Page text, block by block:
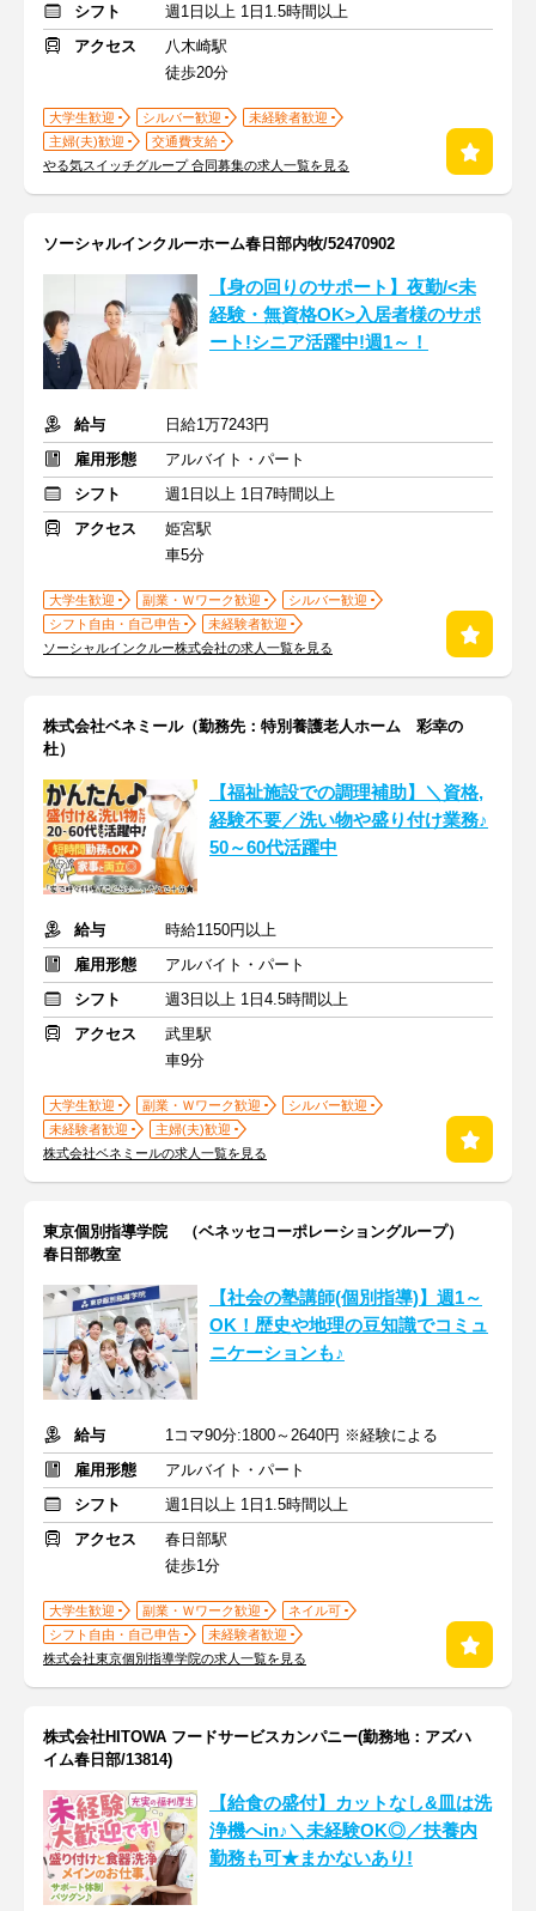
シフト
週1日以上 1日1.5時間以上
アクセス
八木崎駅
徒歩20分
大学生歓迎 シルバー歓迎
未経験者歓迎
主婦(夫)歓迎
交通費支給
やる気スイッチグループ 合同募集の求人一覧を見る
ソーシャルインクルーホーム春日部内牧/52470902
【身の回りのサポート】夜勤/<未
経験・無資格OK>入居者様のサポ
ート!シニア活躍中!週1～！
給与
日給1万7243円
雇用形態
アルバイト・パート
シフト
週1日以上 1日7時間以上
アクセス
姫宮駅
車5分
大学生歓迎 副業・Ｗワーク歓迎
シルバー歓迎
シフト自由・自己申告
未経験者歓迎
ソーシャルインクルー株式会社の求人一覧を見る
株式会社ベネミール（勤務先：特別養護老人ホーム 彩幸の
杜）
【福祉施設での調理補助】＼資格,
経験不要／洗い物や盛り付け業務♪
50～60代活躍中
給与
時給1150円以上
雇用形態
アルバイト・パート
シフト
週3日以上 1日4.5時間以上
アクセス
武里駅
車9分
大学生歓迎 副業・Ｗワーク歓迎
シルバー歓迎
未経験者歓迎
主婦(夫)歓迎
株式会社ベネミールの求人一覧を見る
東京個別指導学院 （ベネッセコーポレーショングループ）
春日部教室
【社会の塾講師(個別指導)】週1～
OK！歴史や地理の豆知識でコミュ
ニケーションも♪
給与
1コマ90分:1800～2640円 ※経験による
雇用形態
アルバイト・パート
シフト
週1日以上 1日1.5時間以上
アクセス
春日部駅
徒歩1分
大学生歓迎 副業・Ｗワーク歓迎
ネイル可
シフト自由・自己申告
未経験者歓迎
株式会社東京個別指導学院の求人一覧を見る
株式会社HITOWA フードサービスカンパニー(勤務地：アズハ
イム春日部/13814)
【給食の盛付】カットなし&皿は洗
浄機へin♪＼未経験OK◎／扶養内
勤務も可★まかないあり!